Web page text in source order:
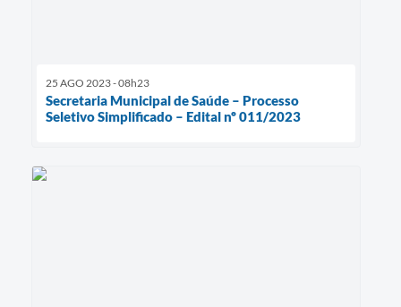
25 AGO 2023 - 08h23
Secretaria Municipal de Saúde – Processo
Seletivo Simplificado – Edital nº 011/2023